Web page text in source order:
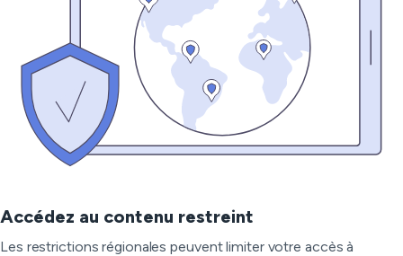
Accédez au contenu restreint
Les restrictions régionales peuvent limiter votre accès à